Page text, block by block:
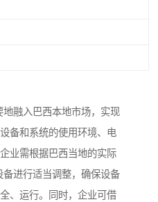
融入巴西本地市场，实现
备和系统的使用环境、电
业需根据巴西当地的实际
进行适当调整，确保设备
、运行。同时，企业可借